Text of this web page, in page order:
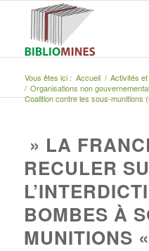
Vous êtes ici : Accueil / Activités
/ Organisations non
Coalition contre les sous-munitions
» LA
RECULER
BOMBES À
MUNITIONS «